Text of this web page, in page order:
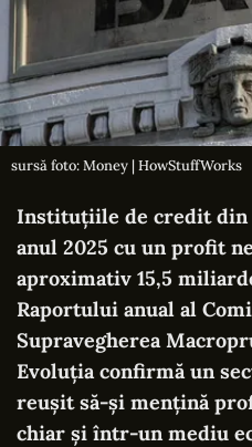
sursă foto: Money | HowStuffWorks
Instituțiile de credit din
anul 2025 cu un profit
aproximativ 15,5
Raportului anual al
Supravegherea
Evoluția confirmă un
reușit să-și mențină
chiar și într-un mediu